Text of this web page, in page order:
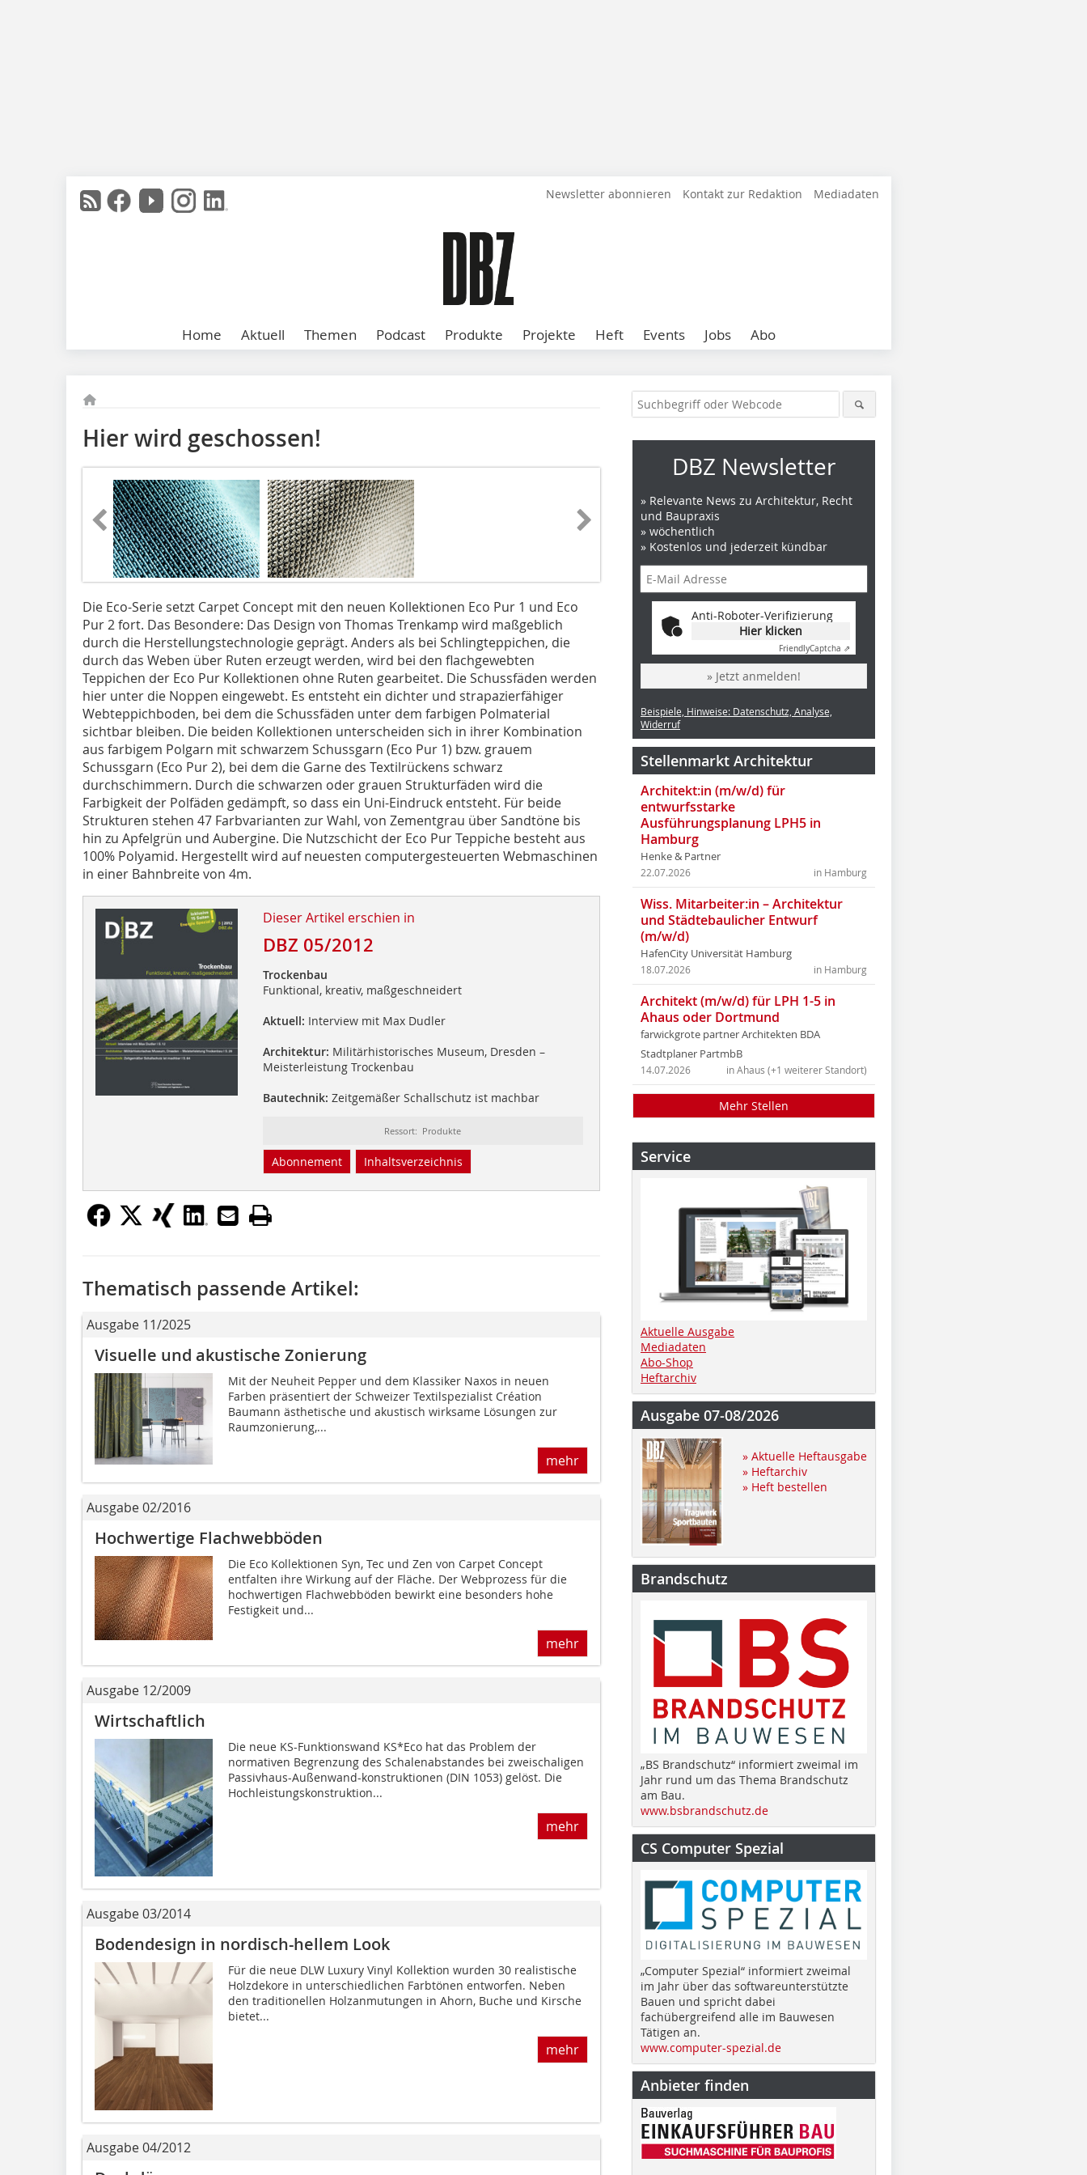
Newsletter abonnieren Kontakt zur Redaktion Mediadaten
Home Aktuell Themen Podcast Produkte Projekte Heft Events Jobs Abo
Hier wird geschossen!
Die Eco-Serie setzt Carpet Concept mit den neuen Kollektionen Eco Pur 1 und Eco
Pur 2 fort. Das Besondere: Das Design von Thomas Trenkamp wird maßgeblich
durch die Herstellungstechnologie geprägt. Anders als bei Schlingteppichen, die
durch das Weben über Ruten erzeugt werden, wird bei den flachgewebten
Teppichen der Eco Pur Kollektionen ohne Ruten gearbeitet. Die Schussfäden werden
hier unter die Noppen eingewebt. Es entsteht ein dichter und strapazierfähiger
Webteppichboden, bei dem die Schussfäden unter dem farbigen Polmaterial
sichtbar bleiben. Die beiden Kollektionen unterscheiden sich in ihrer Kombination
aus farbigem Polgarn mit schwarzem Schussgarn (Eco Pur 1) bzw. grauem
Schussgarn (Eco Pur 2), bei dem die Garne des Textilrückens schwarz
durchschimmern. Durch die schwarzen oder grauen Strukturfäden wird die
Farbigkeit der Polfäden gedämpft, so dass ein Uni-Eindruck entsteht. Für beide
Strukturen stehen 47 Farbvarianten zur Wahl, von Zementgrau über Sandtöne bis
hin zu Apfelgrün und Aubergine. Die Nutzschicht der Eco Pur Teppiche besteht aus
100% Polyamid. Hergestellt wird auf neuesten computergesteuerten Webmaschinen
in einer Bahnbreite von 4m.
Dieser Artikel erschien in
DBZ 05/2012
Trockenbau
Funktional, kreativ, maßgeschneidert
Aktuell: Interview mit Max Dudler
Architektur: Militärhistorisches Museum, Dresden –
Meisterleistung Trockenbau
Bautechnik: Zeitgemäßer Schallschutz ist machbar
Ressort: Produkte
Abonnement Inhaltsverzeichnis
Thematisch passende Artikel:
Ausgabe 11/2025
Visuelle und akustische Zonierung
Mit der Neuheit Pepper und dem Klassiker Naxos in neuen
Farben präsentiert der Schweizer Textilspezialist Création
Baumann ästhetische und akustisch wirksame Lösungen zur
Raumzonierung,...
mehr
Ausgabe 02/2016
Hochwertige Flachwebböden
Die Eco Kollektionen Syn, Tec und Zen von Carpet Concept
entfalten ihre Wirkung auf der Fläche. Der Webprozess für die
hochwertigen Flachwebböden bewirkt eine besonders hohe
Festigkeit und...
mehr
Ausgabe 12/2009
Wirtschaftlich
Die neue KS-Funktionswand KS*Eco hat das Problem der
normativen Begrenzung des Schalenabstandes bei zweischaligen
Passivhaus-Außenwand-konstruktionen (DIN 1053) gelöst. Die
Hochleistungskonstruktion...
mehr
Ausgabe 03/2014
Bodendesign in nordisch-hellem Look
Für die neue DLW Luxury Vinyl Kollektion wurden 30 realistische
Holzdekore in unterschiedlichen Farbtönen entworfen. Neben
den traditionellen Holzanmutungen in Ahorn, Buche und Kirsche
bietet...
mehr
Ausgabe 04/2012
DBZ Newsletter
» Relevante News zu Architektur, Recht
und Baupraxis
» wöchentlich
» Kostenlos und jederzeit kündbar
Anti-Roboter-Verifizierung
Hier klicken
FriendlyCaptcha ⇗
» Jetzt anmelden!
Beispiele, Hinweise: Datenschutz, Analyse,
Widerruf
Stellenmarkt Architektur
Architekt:in (m/w/d) für
entwurfsstarke
Ausführungsplanung LPH5 in
Hamburg
Henke & Partner
in Hamburg
22.07.2026
Wiss. Mitarbeiter:in – Architektur
und Städtebaulicher Entwurf
(m/w/d)
HafenCity Universität Hamburg
in Hamburg
18.07.2026
Architekt (m/w/d) für LPH 1-5 in
Ahaus oder Dortmund
farwickgrote partner Architekten BDA
Stadtplaner PartmbB
in Ahaus (+1 weiterer Standort)
14.07.2026
Mehr Stellen
Service
Aktuelle Ausgabe
Mediadaten
Abo-Shop
Heftarchiv
Ausgabe 07-08/2026
» Aktuelle Heftausgabe
» Heftarchiv
» Heft bestellen
Brandschutz
„BS Brandschutz“ informiert zweimal im
Jahr rund um das Thema Brandschutz
am Bau.
www.bsbrandschutz.de
CS Computer Spezial
„Computer Spezial“ informiert zweimal
im Jahr über das softwareunterstützte
Bauen und spricht dabei
fachübergreifend alle im Bauwesen
Tätigen an.
www.computer-spezial.de
Anbieter finden